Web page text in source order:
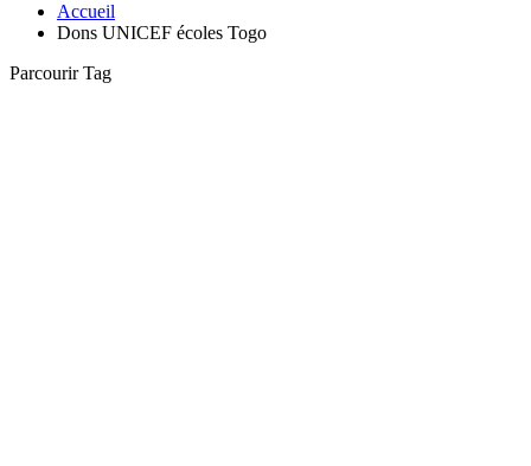
Accueil
Dons UNICEF écoles Togo
Parcourir Tag